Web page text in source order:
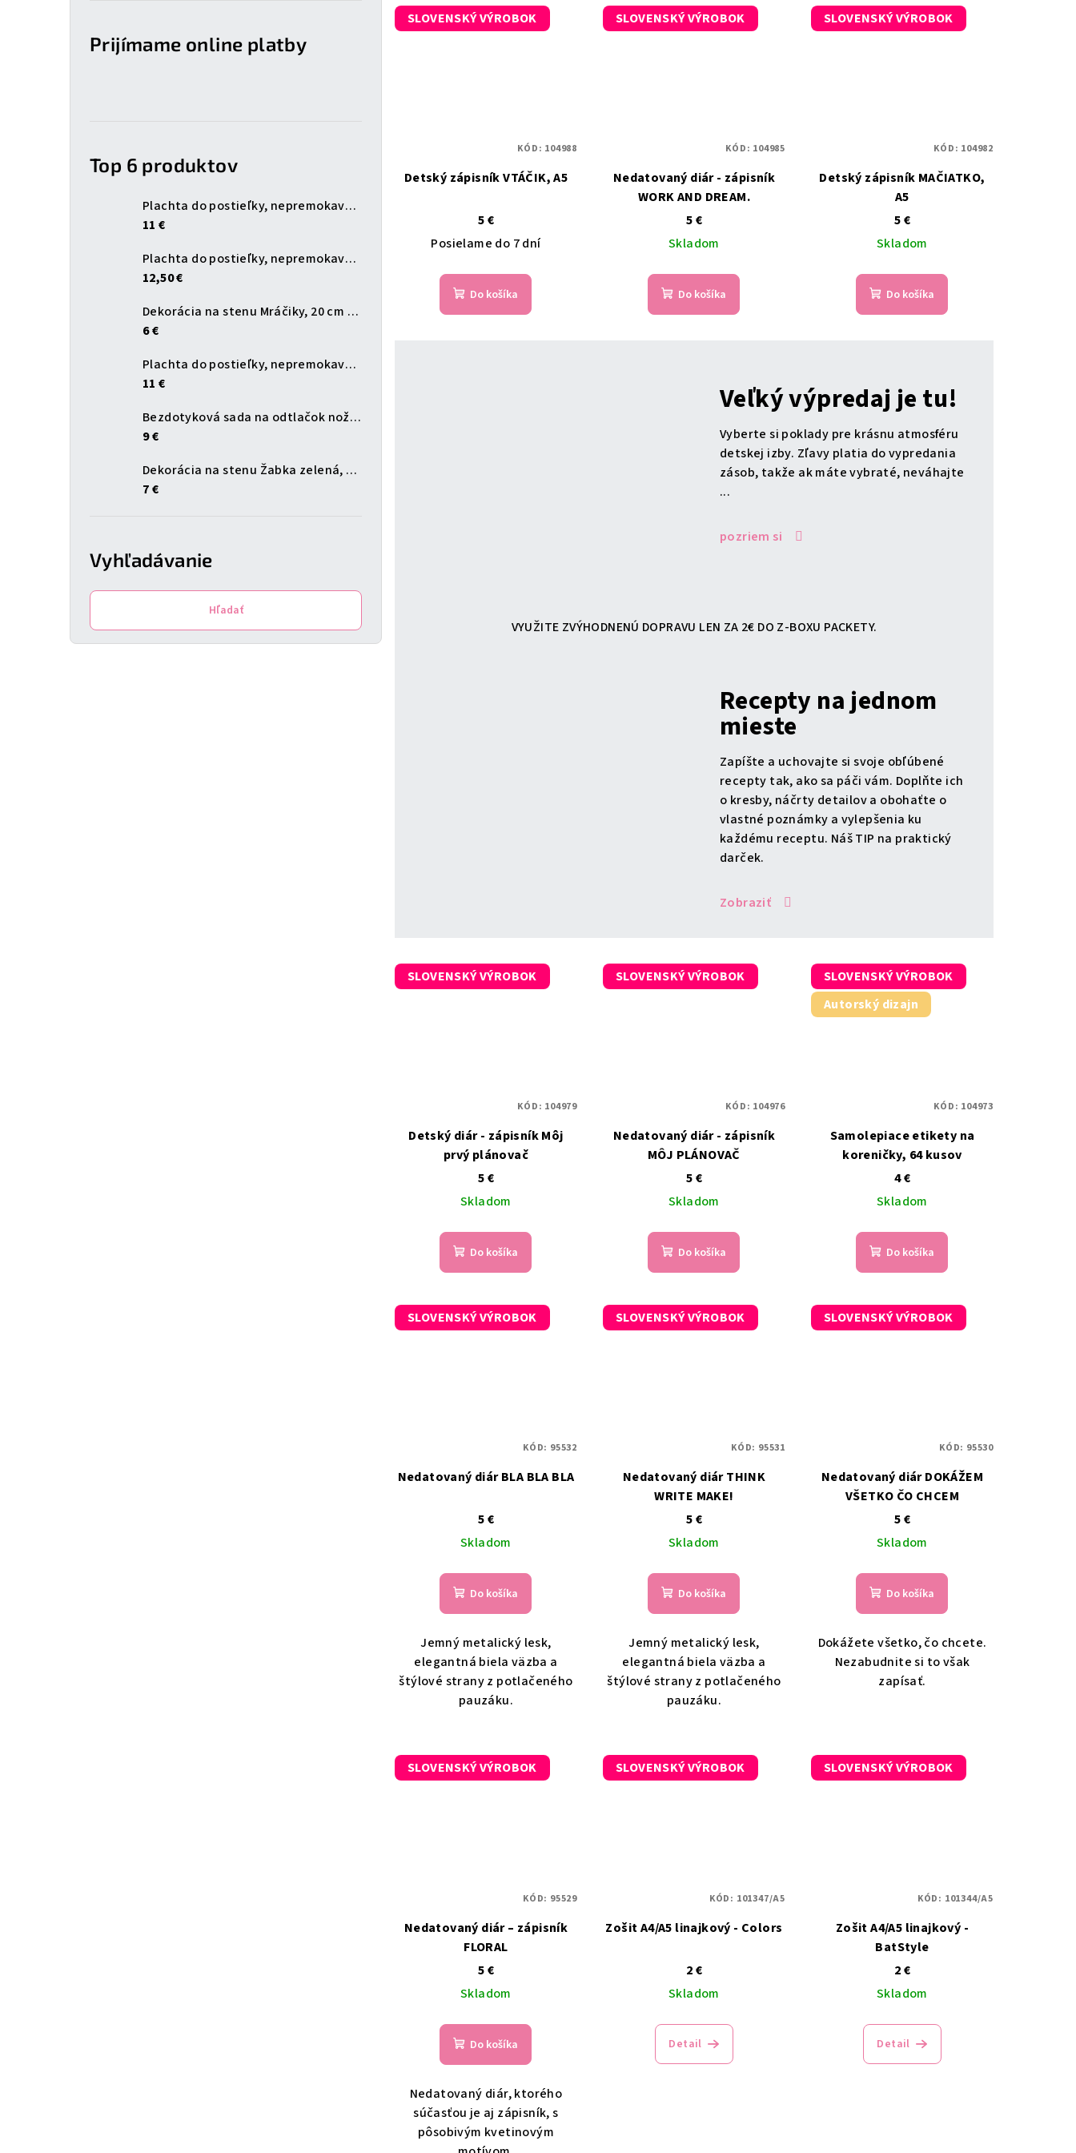
Prijímame online platby
Top 6 produktov
Plachta do postieľky, nepremokavá, biela, 120x60 cm
11 €
Plachta do postieľky, nepremokavá, biela, 140x70 cm
12,50 €
Dekorácia na stenu Mráčiky, 20 cm (sada 3 ks)
6 €
Plachta do postieľky, nepremokavá, modrá, 120x60 cm
11 €
Bezdotyková sada na odtlačok nožičky
9 €
Dekorácia na stenu Žabka zelená, 20 cm
7 €
Vyhľadávanie
Hľadať
v
oSLOVENSKÝ VÝROBOK
Detský zápisník VTÁČIK, A5
5 €
Posielame do 7 dní
Do košíka
KÓD: 104988
SLOVENSKÝ VÝROBOK
Nedatovaný diár - zápisník
WORK AND DREAM.
5 €
Skladom
Do košíka
KÓD: 104985
SLOVENSKÝ VÝROBOK
Detský zápisník MAČIATKO,
A5
5 €
Skladom
Do košíka
KÓD: 104982
Veľký výpredaj je tu!
Vyberte si poklady pre krásnu atmosféru
detskej izby. Zľavy platia do vypredania
zásob, takže ak máte vybraté, neváhajte
...
pozriem si
VYUŽITE ZVÝHODNENÚ DOPRAVU LEN ZA 2€ DO Z-BOXU PACKETY.
Recepty na jednom
mieste
Zapíšte a uchovajte si svoje obľúbené
recepty tak, ako sa páči vám. Doplňte ich
o kresby, náčrty detailov a obohaťte o
vlastné poznámky a vylepšenia ku
každému receptu. Náš TIP na praktický
darček.
Zobraziť
SLOVENSKÝ VÝROBOK
Detský diár - zápisník Môj
prvý plánovač
5 €
Skladom
Do košíka
KÓD: 104979
SLOVENSKÝ VÝROBOK
Nedatovaný diár - zápisník
MÔJ PLÁNOVAČ
5 €
Skladom
Do košíka
KÓD: 104976
SLOVENSKÝ VÝROBOK
Autorský dizajn
Samolepiace etikety na
koreničky, 64 kusov
4 €
Skladom
Do košíka
KÓD: 104973
SLOVENSKÝ VÝROBOK
Nedatovaný diár BLA BLA BLA
5 €
Skladom
Do košíka
Jemný metalický lesk,
elegantná biela väzba a
štýlové strany z potlačeného
pauzáku.
KÓD: 95532
SLOVENSKÝ VÝROBOK
Nedatovaný diár THINK
WRITE MAKE!
5 €
Skladom
Do košíka
Jemný metalický lesk,
elegantná biela väzba a
štýlové strany z potlačeného
pauzáku.
KÓD: 95531
SLOVENSKÝ VÝROBOK
Nedatovaný diár DOKÁŽEM
VŠETKO ČO CHCEM
5 €
Skladom
Do košíka
Dokážete všetko, čo chcete.
Nezabudnite si to však
zapísať.
KÓD: 95530
SLOVENSKÝ VÝROBOK
Nedatovaný diár – zápisník
FLORAL
5 €
Skladom
Do košíka
Nedatovaný diár, ktorého
súčasťou je aj zápisník, s
pôsobivým kvetinovým
KÓD: 95529
SLOVENSKÝ VÝROBOK
Zošit A4/A5 linajkový - Colors
2 €
Skladom
Detail
KÓD: 101347/A5
SLOVENSKÝ VÝROBOK
Zošit A4/A5 linajkový -
BatStyle
2 €
Skladom
Detail
KÓD: 101344/A5